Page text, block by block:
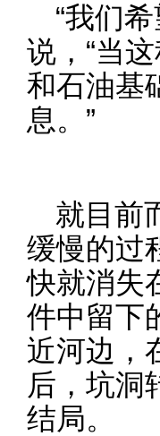
“我们
说，“当
和石油基
息。”
就目前
缓慢的过
快就消失
件中留
近河边，
后，坑洞
结局。